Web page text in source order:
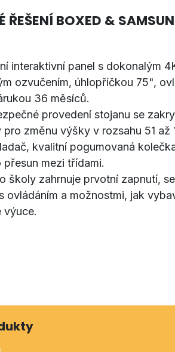
ŘEŠENÍ BOXED &
interaktivní panel s dokonalým
ozvučením, úhlopříčkou 75",
36 měsíců.
provedení stojanu se
změnu výšky v rozsahu 51 až
kvalitní pogumovaná
přesun mezi třídami.
školy zahrnuje prvotní zapnutí,
ovládáním a možnostmi, jak
výuce.